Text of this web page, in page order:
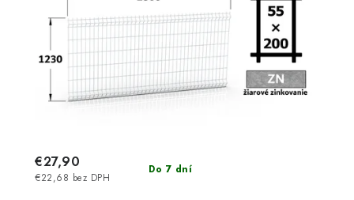
Do 7 dní
€22,68 bez DPH
€27,90